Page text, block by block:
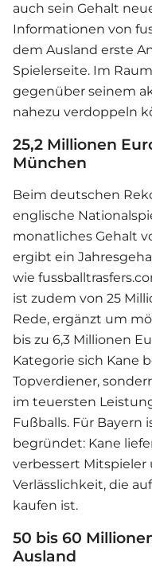
auch sein Gehalt
Informationen von
dem Ausland erste
Spielerseite. Im
gegenüber seinem
nahezu verdoppeln
25,2 Millionen
München
Beim deutschen
englische
monatliches Gehalt
ergibt ein
wie
ist zudem von 25
Rede, ergänzt um
bis zu 6,3 Millionen
Kategorie sich Kane
Topverdiener,
im teuersten
Fußballs. Für Bayern
begründet: Kane
verbessert Mitspieler
Verlässlichkeit, die
kaufen ist.
50 bis 60
Ausland